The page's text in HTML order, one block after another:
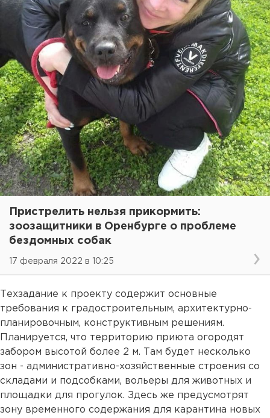
Пристрелить нельзя прикормить:
зоозащитники в Оренбурге о проблеме
бездомных собак
17 февраля 2022 в 10:25
Техзадание к проекту содержит основные
требования к градостроительным, архитектурно-
планировочным, конструктивным решениям.
Планируется, что территорию приюта огородят
забором высотой более 2 м. Там будет несколько
зон - административно-хозяйственные строения со
складами и подсобками, вольеры для животных и
площадки для прогулок. Здесь же предусмотрят
зону временного содержания для карантина новых